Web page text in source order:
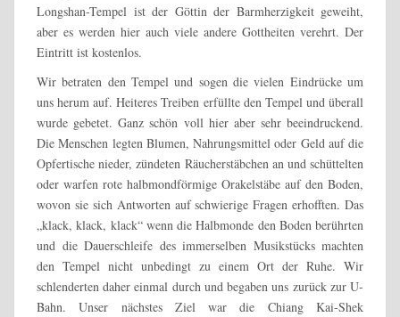
Longshan-Tempel ist der Göttin der Barmherzigkeit geweiht,
aber es werden hier auch viele andere Gottheiten verehrt. Der
Eintritt ist kostenlos.
Wir betraten den Tempel und sogen die vielen Eindrücke um
uns herum auf. Heiteres Treiben erfüllte den Tempel und überall
wurde gebetet. Ganz schön voll hier aber sehr beeindruckend.
Die Menschen legten Blumen, Nahrungsmittel oder Geld auf die
Opfertische nieder, zündeten Räucherstäbchen an und schüttelten
oder warfen rote halbmondförmige Orakelstäbe auf den Boden,
wovon sie sich Antworten auf schwierige Fragen erhofften. Das
„klack, klack, klack“ wenn die Halbmonde den Boden berührten
und die Dauerschleife des immerselben Musikstücks machten
den Tempel nicht unbedingt zu einem Ort der Ruhe. Wir
schlenderten daher einmal durch und begaben uns zurück zur U-
Bahn. Unser nächstes Ziel war die Chiang Kai-Shek